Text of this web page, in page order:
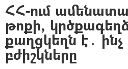
ՀՀ-ում
թոքի,
քաղցկեղն է․ ինչ
բժիշկները